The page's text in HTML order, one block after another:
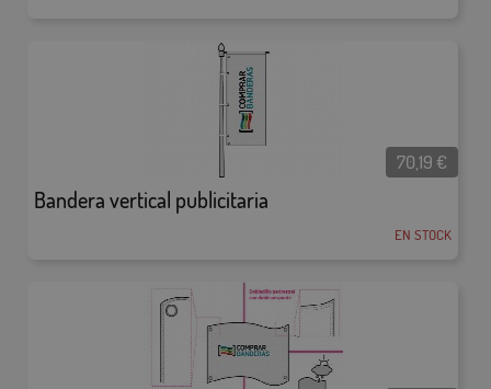
Bandera vertical publicitaria
70,19 €
EN STOCK